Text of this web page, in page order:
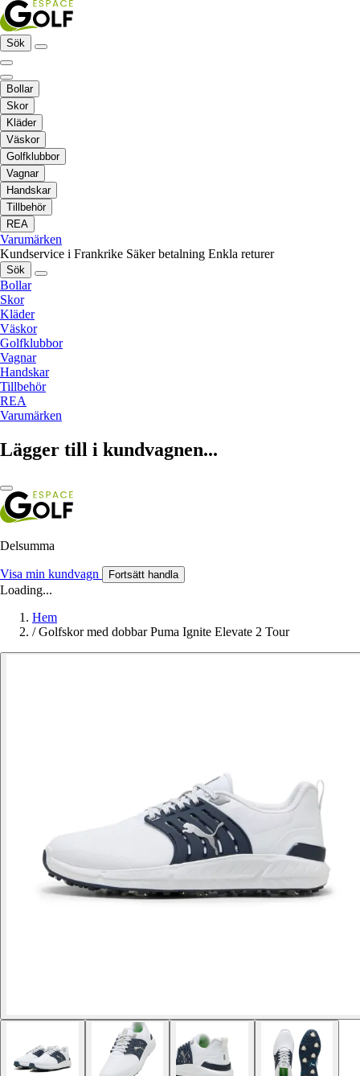
Sök
Bollar
Skor
Kläder
Väskor
Golfklubbor
Vagnar
Handskar
Tillbehör
REA
Varumärken
Kundservice i Frankrike Säker betalning Enkla returer
Sök
Bollar
Skor
Kläder
Väskor
Golfklubbor
Vagnar
Handskar
Tillbehör
REA
Varumärken
Lägger till i kundvagnen...
Delsumma
Visa min kundvagn Fortsätt handla
Loading...
Hem
/ Golfskor med dobbar Puma Ignite Elevate 2 Tour